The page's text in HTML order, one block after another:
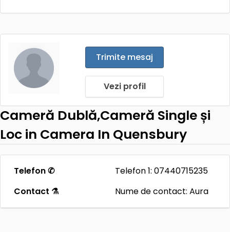
Trimite mesaj
Vezi profil
Cameră Dublă,Cameră Single și
Loc in Camera In Quensbury
Telefon ✆
Telefon 1: 07440715235
Contact ⚗
Nume de contact: Aura